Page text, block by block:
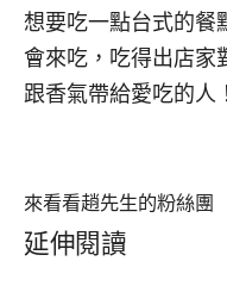
想要吃一點台式的餐
會來吃，吃得出店家
跟香氣帶給愛吃的人！
來看看趙先生的粉絲團
延伸閱讀